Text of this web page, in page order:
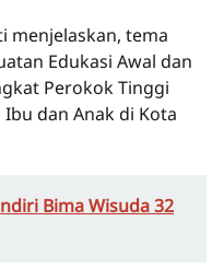
menjelaskan, tema
Edukasi Awal dan
Perokok Tinggi
dan Anak di Kota
Bima Wisuda 32